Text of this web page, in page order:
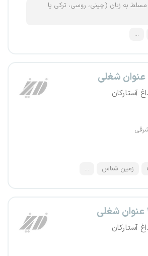
مسلط به زبان (چینی، روسی، ترکی یا
...
آستارکان
زمین شناس ...
آستارکان